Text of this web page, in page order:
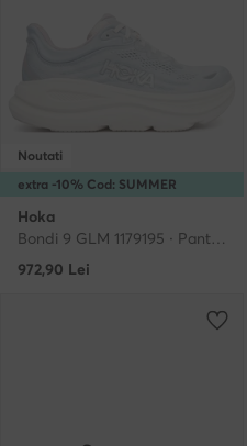
extra -10% Cod: SUMMER
Noutati
Hoka
Bondi 9 GLM 1179195 · Pantofi pentru alergare
972,90 Lei